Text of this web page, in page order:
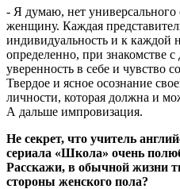
- Я думаю, нет
женщину. Каждая
индивидуальность и к каждой
определенно, при знакомстве
уверенность в себе и чувство
Твердое и ясное осознание
личности, которая должна и
А дальше импровизация.
Не секрет, что учитель
сериала «Школа» очень
Расскажи, в обычной жизни
стороны женского пола?